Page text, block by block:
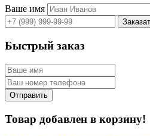
Ваше имя
Быстрый заказ
Товар добавлен в корзину!